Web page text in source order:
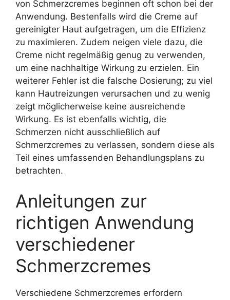
von Schmerzcremes beginnen oft schon bei der
Anwendung. Bestenfalls wird die Creme auf
gereinigter Haut aufgetragen, um die Effizienz
zu maximieren. Zudem neigen viele dazu, die
Creme nicht regelmäßig genug zu verwenden,
um eine nachhaltige Wirkung zu erzielen. Ein
weiterer Fehler ist die falsche Dosierung; zu viel
kann Hautreizungen verursachen und zu wenig
zeigt möglicherweise keine ausreichende
Wirkung. Es ist ebenfalls wichtig, die
Schmerzen nicht ausschließlich auf
Schmerzcremes zu verlassen, sondern diese als
Teil eines umfassenden Behandlungsplans zu
betrachten.
Anleitungen zur
richtigen Anwendung
verschiedener
Schmerzcremes
Verschiedene Schmerzcremes erfordern